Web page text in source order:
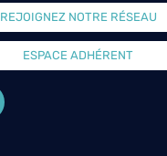
REJOIGNEZ NOTRE RÉSEAU
ESPACE ADHÉRENT